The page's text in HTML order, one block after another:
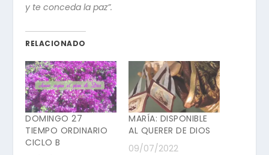
y te conceda la paz”.
RELACIONADO
DOMINGO 27
TIEMPO ORDINARIO
CICLO B
MARÍA: DISPONIBLE
AL QUERER DE DIOS
09/07/2022